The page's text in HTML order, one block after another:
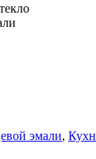
эмали,